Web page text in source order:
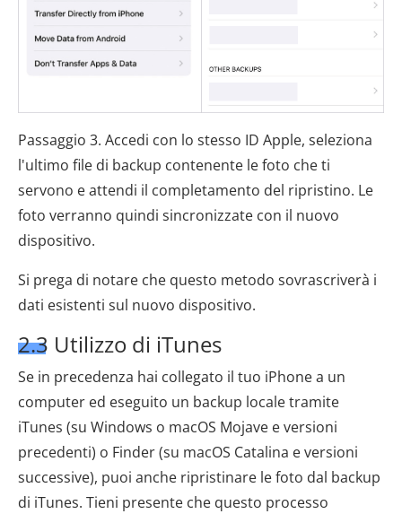
Passaggio 3. Accedi con lo stesso ID Apple, seleziona
l'ultimo file di backup contenente le foto che ti
servono e attendi il completamento del ripristino. Le
foto verranno quindi sincronizzate con il nuovo
dispositivo.
Si prega di notare che questo metodo sovrascriverà i
dati esistenti sul nuovo dispositivo.
2.3 Utilizzo di iTunes
Se in precedenza hai collegato il tuo iPhone a un
computer ed eseguito un backup locale tramite
iTunes (su Windows o macOS Mojave e versioni
precedenti) o Finder (su macOS Catalina e versioni
successive), puoi anche ripristinare le foto dal backup
di iTunes. Tieni presente che questo processo